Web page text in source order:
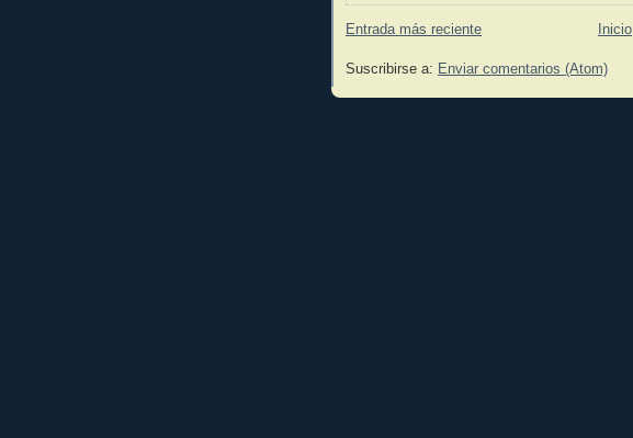
Entrada más reciente Inicio
Suscribirse a: Enviar comentarios (Atom)